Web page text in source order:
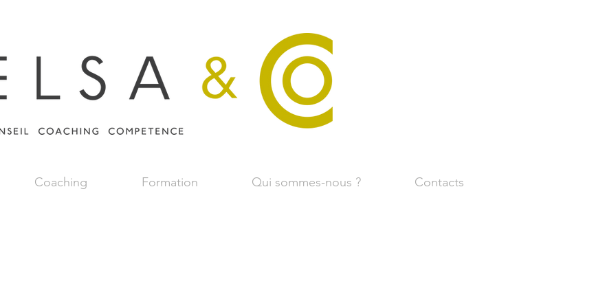
Coaching Formation Qui sommes-nous ? Contacts